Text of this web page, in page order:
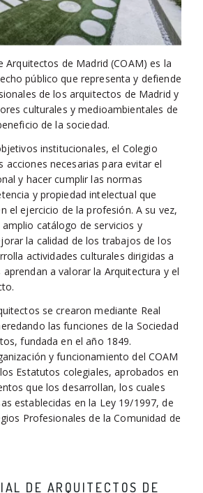
OTROS ÓRGANOS COLEGIALES
TRANSPARENCIA
SERVICIOS
VISADO
FORMACIÓN
CONCURSOS
RED ARQUITECTOS
MATCOAM
REHABILITACIÓN
FUNDACIÓN
Arquitectos de Madrid (COAM) es la
público que representa y defiende
de los arquitectos de Madrid y
culturales y medioambientales de
de la sociedad.
institucionales, el Colegio
acciones necesarias para evitar el
y hacer cumplir las normas
y propiedad intelectual que
el ejercicio de la profesión. A su vez,
catálogo de servicios y
la calidad de los trabajos de los
actividades culturales dirigidas a
a valorar la Arquitectura y el
se crearon mediante Real
las funciones de la Sociedad
fundada en el año 1849.
y funcionamiento del COAM
Estatutos colegiales, aprobados en
que los desarrollan, los cuales
establecidas en la Ley 19/1997, de
Profesionales de la Comunidad de
DE ARQUITECTOS DE